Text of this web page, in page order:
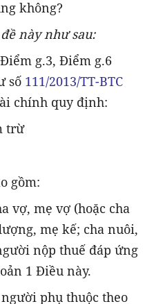
không?
này như sau:
g.3, Điểm g.6
số 111/2013/TT-BTC
chính quy định:
trừ
gồm:
vợ, mẹ vợ (hoặc cha
mẹ kế; cha nuôi,
nộp thuế đáp ứng
1 Điều này.
phụ thuộc theo